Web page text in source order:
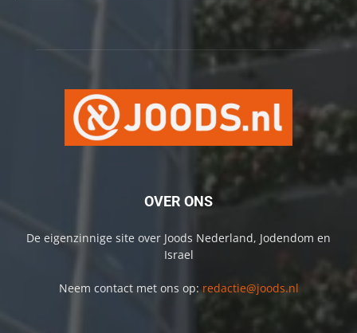
OVER ONS
De eigenzinnige site over Joods Nederland, Jodendom en
Israel
Neem contact met ons op: redactie@joods.nl